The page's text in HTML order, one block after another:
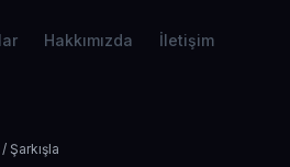
Hakkımızda İletişim
Şarkışla